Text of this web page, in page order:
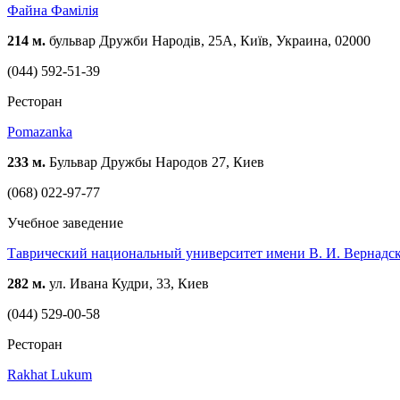
Файна Фамілія
214 м. бульвар Дружби Народів, 25А, Київ, Украина, 02000
(044) 592-51-39
Ресторан
Pomazanka
233 м. Бульвар Дружбы Народов 27, Киев
(068) 022-97-77
Учебное заведение
Таврический национальный университет имени В. И.
282 м. ул. Ивана Кудри, 33, Киев
(044) 529-00-58
Ресторан
Rakhat Lukum